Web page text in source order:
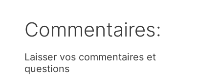
Commentaires:
Laisser vos commentaires et
questions